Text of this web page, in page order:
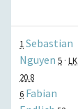
1 Sebastian
Nguyen 5 · LK
20.8
6 Fabian